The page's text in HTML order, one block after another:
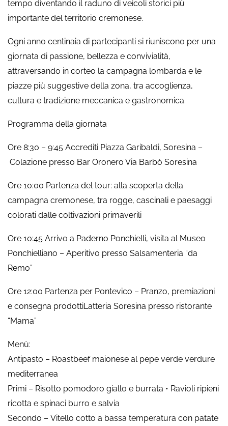
tempo diventando il raduno di veicoli storici più
importante del territorio cremonese.
Ogni anno centinaia di partecipanti si riuniscono per una
giornata di passione, bellezza e convivialità,
attraversando in corteo la campagna lombarda e le
piazze più suggestive della zona, tra accoglienza,
cultura e tradizione meccanica e gastronomica.
Programma della giornata
Ore 8:30 – 9:45 Accrediti Piazza Garibaldi, Soresina –
Colazione presso Bar Oronero Via Barbò Soresina
Ore 10:00 Partenza del tour: alla scoperta della
campagna cremonese, tra rogge, cascinali e paesaggi
colorati dalle coltivazioni primaverili
Ore 10:45 Arrivo a Paderno Ponchielli, visita al Museo
Ponchielliano – Aperitivo presso Salsamenteria “da
Remo”
Ore 12:00 Partenza per Pontevico – Pranzo, premiazioni
e consegna prodottiLatteria Soresina presso ristorante
“Mama”
Menù:
Antipasto – Roastbeef maionese al pepe verde verdure
mediterranea
Primi – Risotto pomodoro giallo e burrata • Ravioli ripieni
ricotta e spinaci burro e salvia
Secondo – Vitello cotto a bassa temperatura con patate